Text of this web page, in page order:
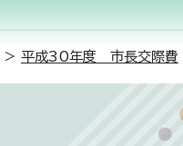
> 平成30年度 市長交際費